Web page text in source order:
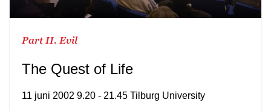
Part II. Evil
The Quest of Life
11 juni 2002 9.20 - 21.45 Tilburg University